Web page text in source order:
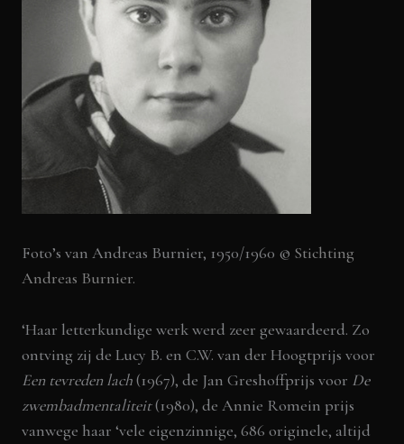
Foto’s van Andreas Burnier, 1950/1960 © Stichting
Andreas Burnier.
‘Haar letterkundige werk werd zeer gewaardeerd. Zo
ontving zij de Lucy B. en C.W. van der Hoogtprijs voor
Een tevreden lach(1967), de Jan Greshoffprijs voor De
zwembadmentaliteit(1980), de Annie Romein prijs
vanwege haar ‘vele eigenzinnige, 686 originele, altijd